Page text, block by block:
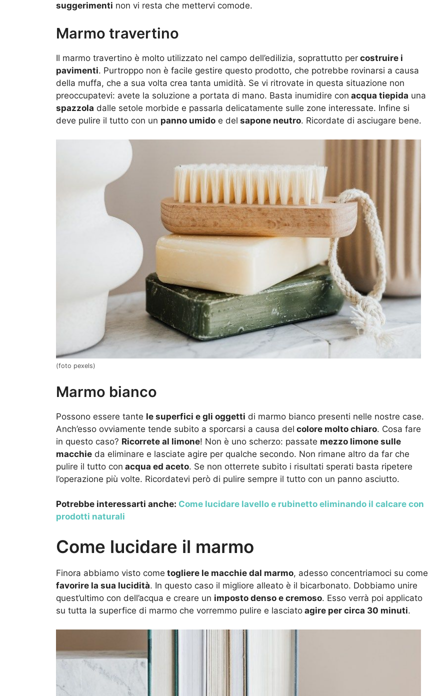
suggerimenti non vi resta che mettervi comode.
Marmo travertino
Il marmo travertino è molto utilizzato nel campo dell’edilizia, soprattutto per costruire i
pavimenti. Purtroppo non è facile gestire questo prodotto, che potrebbe rovinarsi a causa
della muffa, che a sua volta crea tanta umidità. Se vi ritrovate in questa situazione non
preoccupatevi: avete la soluzione a portata di mano. Basta inumidire con acqua tiepida una
spazzola dalle setole morbide e passarla delicatamente sulle zone interessate. Infine si
deve pulire il tutto con un panno umido e del sapone neutro. Ricordate di asciugare bene.
(foto pexels)
Marmo bianco
Possono essere tante le superfici e gli oggetti di marmo bianco presenti nelle nostre case.
Anch’esso ovviamente tende subito a sporcarsi a causa del colore molto chiaro. Cosa fare
in questo caso? Ricorrete al limone! Non è uno scherzo: passate mezzo limone sulle
macchie da eliminare e lasciate agire per qualche secondo. Non rimane altro da far che
pulire il tutto con acqua ed aceto. Se non otterrete subito i risultati sperati basta ripetere
l’operazione più volte. Ricordatevi però di pulire sempre il tutto con un panno asciutto.
Potrebbe interessarti anche: Come lucidare lavello e rubinetto eliminando il calcare con
prodotti naturali
Come lucidare il marmo
Finora abbiamo visto come togliere le macchie dal marmo, adesso concentriamoci su come
favorire la sua lucidità. In questo caso il migliore alleato è il bicarbonato. Dobbiamo unire
quest’ultimo con dell’acqua e creare un imposto denso e cremoso. Esso verrà poi applicato
su tutta la superfice di marmo che vorremmo pulire e lasciato agire per circa 30 minuti.